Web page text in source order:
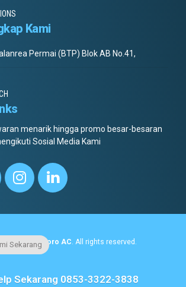
Kami
Permai (BTP) Blok AB No.41,
menarik hingga promo besar-besaran
Sosial Media Kami
© 2022.Dottoro AC. All rights reserved.
Sekarang
Sekarang 0853-3322-3838